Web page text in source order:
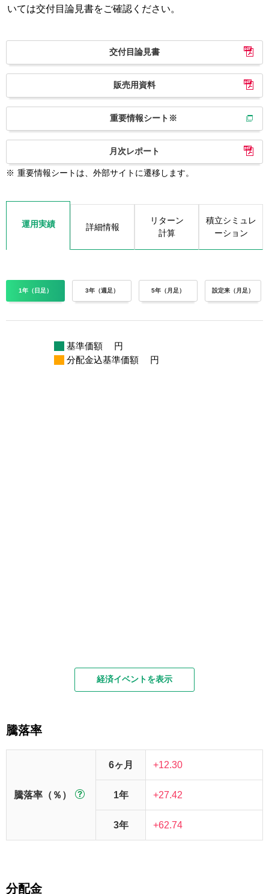
いては交付目論見書をご確認ください。
交付目論見書
販売用資料
重要情報シート※
月次レポート
※ 重要情報シートは、外部サイトに遷移します。
運用実績 詳細情報
リターン
計算
積立シミュレ
ーション
1年（日足） 3年（週足） 5年（月足） 設定来（月足）
基準価額
円
分配金込基準価額
円
経済イベントを表示
騰落率
騰落率（％）
6ヶ月 +12.30
1年 +27.42
3年 +62.74
分配金